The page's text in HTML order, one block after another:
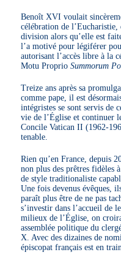
Benoît XVI voulait
célébration de
division alors qu’elle est
l’a motivé pour légiférer
autorisant l’accès libre à la
Motu ProprioSummorum
Treize ans après sa
comme pape, il est
intégristes se sont servis de
vie de l’Église et continuer
Concile Vatican II (1962-
tenable.
Rien qu’en France, depuis
non plus des prêtres fidèles
de style traditionaliste
Une fois devenus évêques,
paraît plus être de ne pas
s’investir dans l’accueil de
milieux de l’Église, on
assemblée politique du
X. Avec des dizaines de
épiscopat français est en